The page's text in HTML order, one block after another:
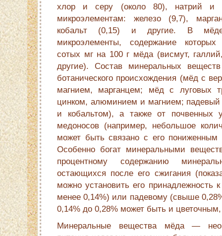
хлор и серу (около 80), натрий и
микроэлементам: железо (9,7),
кобальт (0,15) и другие. В
микроэлементы, содержание которых
сотых мг на 100 г мёда (висмут,
другие). Состав минеральных
ботанического происхождения (мёд с
магнием, марганцем; мёд с
цинком, алюминием и магнием;
и кобальтом), а также от почвенных
медоносов (например, небольшое
может быть связано с его
Особенно богат минеральными
процентному содержанию
остающихся после его сжигания
можно установить его принадлежность
менее 0,14%) или падевому (свыше
0,14% до 0,28% может быть и
Минеральные вещества мёда —